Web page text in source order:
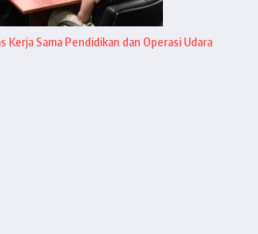
Kerja Sama Pendidikan dan Operasi Udara